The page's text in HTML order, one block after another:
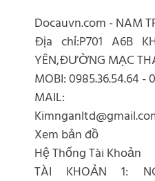
Docauvn.com - NAM
Địa chỉ:P701 A6B
YÊN,ĐƯỜNG MẠC
MOBI: 0985.36.54.64 -
MAIL:
Xem bản đồ
Hệ Thống Tài Khoản
TÀI KHOẢN 1: